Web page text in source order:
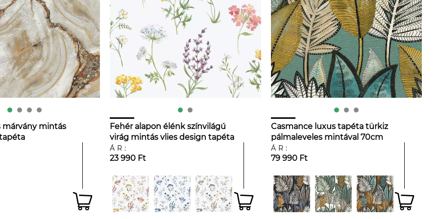
márvány mintás
Fehér alapon élénk színvilágú
virág mintás vlies design tapéta
ÁR:
23 990 Ft
Casmance luxus tapéta türkiz
pálmaleveles mintával 70cm
széles
ÁR:
79 990 Ft